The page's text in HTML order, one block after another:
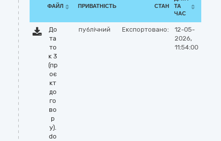
ФАЙЛ ПРИВАТНІСТЬ СТАН
ТА
ЧАС
До
та
то
к 3
(пр
оє
кт
до
го
во
р
у).
do
публічний Експортовано:
12-05-
2026,
11:54:00